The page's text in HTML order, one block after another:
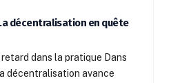
décentralisation en quête
dans la pratique Dans
décentralisation avance